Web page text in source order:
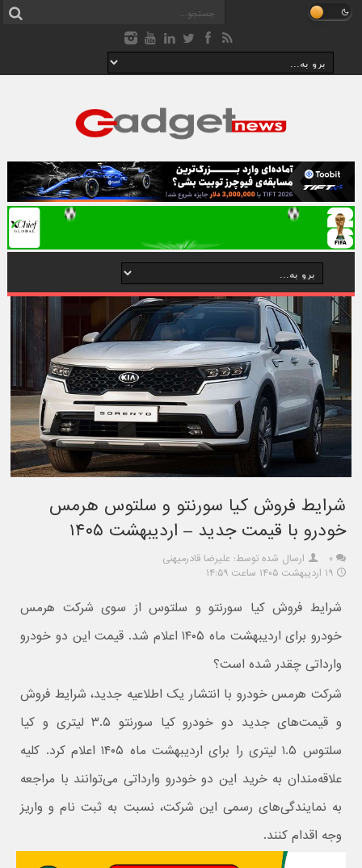
شرایط فروش کیا سورنتو و سلتوس هرمس
خودرو با قیمت جدید – اردیبهشت ۱۴۰۵
۰
ارسال شده توسط: علیرضا قادرمیهنی
۱۹ اردیبهشت ۱۴۰۵ ساعت ۱۴:۵۹
شرایط فروش کیا سورنتو و سلتوس از سوی شرکت هرمس
خودرو برای اردیبهشت ماه ۱۴۰۵ اعلام شد. قیمت این دو خودرو
وارداتی چقدر شده است؟
شرکت هرمس خودرو با انتشار یک اطلاعیه جدید، شرایط فروش
و قیمت‌های جدید دو خودرو کیا سورنتو ۳.۵ لیتری و کیا
سلتوس ۱.۵ لیتری را برای اردیبهشت ماه ۱۴۰۵ اعلام کرد. کلیه
علاقه‌مندان به خرید این دو خودرو وارداتی می‌توانند با مراجعه
به نمایندگی‌های رسمی این شرکت، نسبت به ثبت نام و واریز
وجه اقدام کنند.